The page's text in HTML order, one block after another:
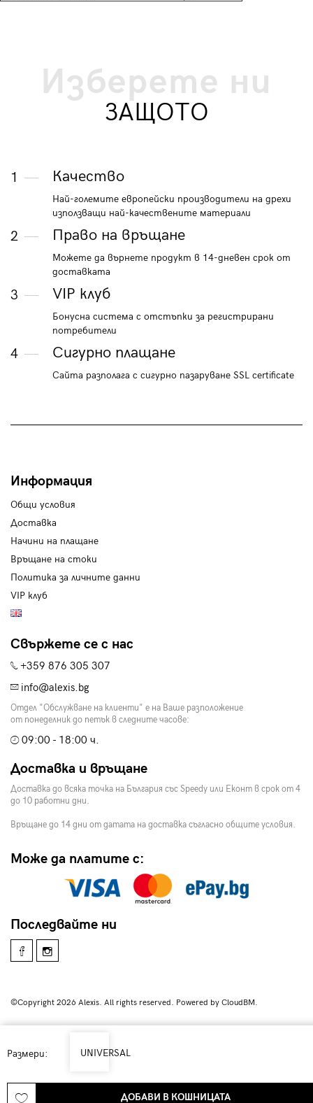
Размери: UNIVERSAL
ДОБАВИ В КОШНИЦАТА
Изберете ни
ЗАЩОТО
1 Качество
Най-големите европейски производители на дрехи
използващи най-качествените материали
2 Право на връщане
Можете да върнете продукт в 14-дневен срок от
доставката
3 VIP клуб
Бонусна система с отстъпки за регистрирани
потребители
4 Сигурно плащане
Сайта разполага с сигурно пазаруване SSL certificate
Информация
Общи условия
Доставка
Начини на плащане
Връщане на стоки
Политика за личните данни
VIP клуб
Свържете се с нас
+359 876 305 307
info@alexis.bg
Отдел "Обслужване на клиенти" е на Ваше разположение
от понеделник до петък в следните часове:
09:00 - 18:00 ч.
Доставка и връщане
Доставка до всяка точка на България със Speedy или Еконт в срок от 4
до 10 работни дни.
Връщане до 14 дни от датата на доставка съгласно общите условия.
Може да платите с:
Последвайте ни
©Copyright 2026 Alexis. All rights reserved. Powered by CloudBM.